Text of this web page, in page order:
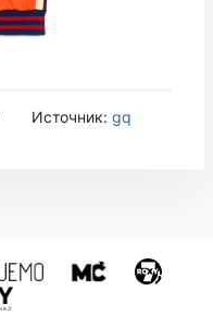
Источник: gq